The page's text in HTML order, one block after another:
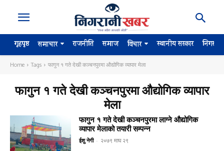
गृहपृष्ठ समाचार राजनीति समाज विचार स्थानीय सरकार
Home Tags फागुन १ गते देखी कञ्चनपुरमा औद्योगिक व्यापार मेला
फागुन १ गते देखी कञ्चनपुरमा औद्योगिक व्यापार
मेला
फागुन १ गते देखी कञ्चनपुरमा लाग्ने औद्योगिक
व्यापार मेलाको तयारी सम्पन्न
ईशु नेगी - २०७९ माघ २९